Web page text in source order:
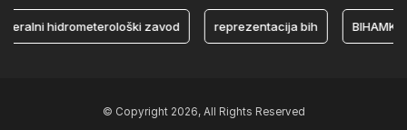
hidrometerološki zavod reprezentacija bih BIHAMK
© Copyright 2026, All Rights Reserved